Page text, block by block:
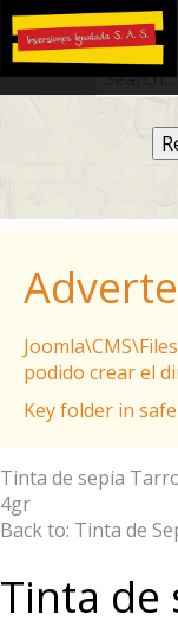
podido crear el
Key folder in
Tinta de sepia
4gr
Back to: Tinta de
Tinta de